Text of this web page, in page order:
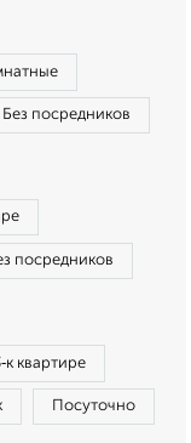
Без посредников
посредников
квартире
Посуточно